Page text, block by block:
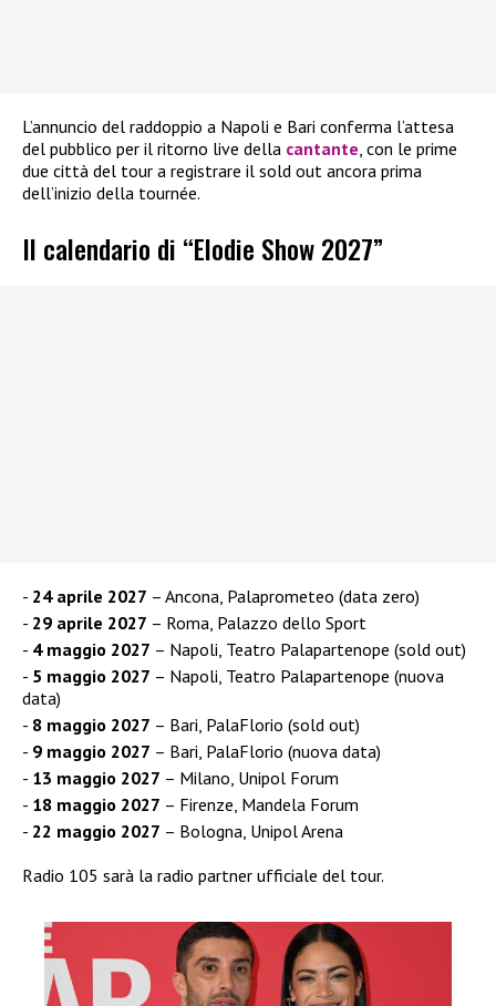
L’annuncio del raddoppio a Napoli e Bari conferma l’attesa
del pubblico per il ritorno live della cantante , con le prime
due città del tour a registrare il sold out ancora prima
dell’inizio della tournée.
Il calendario di “Elodie Show 2027”
24 aprile 2027 – Ancona, Palaprometeo (data zero)
29 aprile 2027 – Roma, Palazzo dello Sport
4 maggio 2027 – Napoli, Teatro Palapartenope (sold out)
5 maggio 2027 – Napoli, Teatro Palapartenope (nuova
data)
8 maggio 2027 – Bari, PalaFlorio (sold out)
9 maggio 2027 – Bari, PalaFlorio (nuova data)
13 maggio 2027 – Milano, Unipol Forum
18 maggio 2027 – Firenze, Mandela Forum
22 maggio 2027 – Bologna, Unipol Arena
Radio 105 sarà la radio partner ufficiale del tour.